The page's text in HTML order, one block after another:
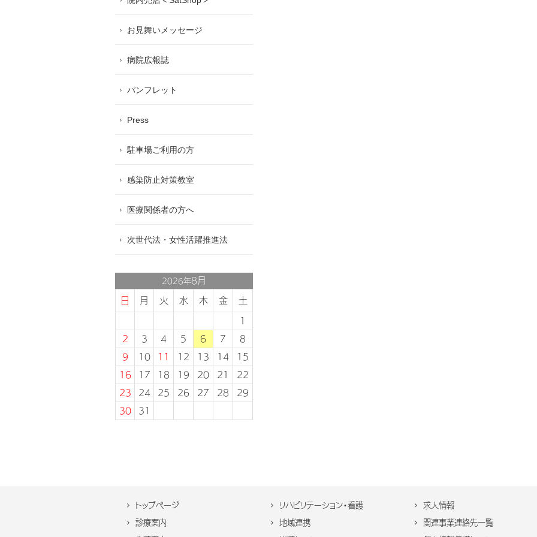
お見舞いメッセージ
病院広報誌
パンフレット
Press
駐車場ご利用の方
感染防止対策教室
医療関係者の方へ
次世代法・女性活躍推進法
2026年8月
日 月 火 水 木 金 土
2
3 4 5 6 7
8
9
10 12 13 14
15
16
17 18 19 20 21
22
23
24 25 26 27 28
29
30
31
トップページ
診療案内
リハビリテーション・看護
地域連携
求人情報
関連事業連絡先一覧